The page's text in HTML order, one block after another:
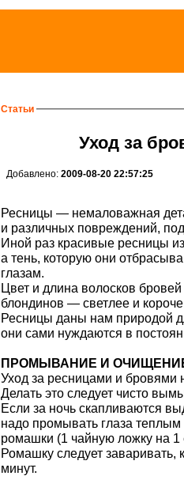
Статьи
Уход за
Добавлено: 2009-08-20 22:57:25
Ресницы — немаловажная
и различных повреждений,
Иной раз красивые ресницы
а тень, которую они
глазам.
Цвет и длина волосков
блондинов — светлее и
Ресницы даны нам природой
они сами нуждаются в
ПРОМЫВАНИЕ И
Уход за ресницами и бровями
Делать это следует чисто
Если за ночь скапливаются
надо промывать глаза
ромашки (1 чайную ложку на 1
Ромашку следует заваривать,
минут.